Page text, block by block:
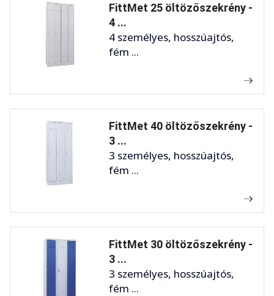
FittMet 25 öltözőszekrény -
4 ...
4 személyes, hosszúajtós,
fém ...
FittMet 40 öltözőszekrény -
3 ...
3 személyes, hosszúajtós,
fém ...
FittMet 30 öltözőszekrény -
3 ...
3 személyes, hosszúajtós,
fém ...